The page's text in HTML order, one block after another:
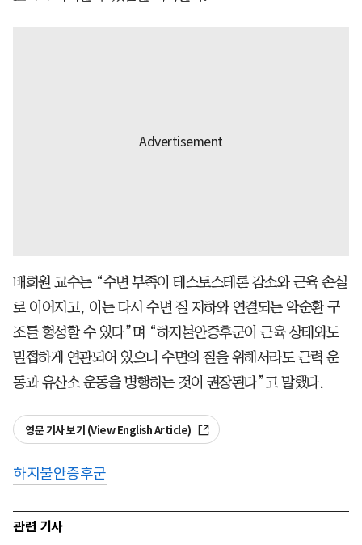
배희원 교수는 “수면 부족이 테스토스테론 감소와 근육 손실
로 이어지고, 이는 다시 수면 질 저하와 연결되는 악순환 구
조를 형성할 수 있다”며 “하지불안증후군이 근육 상태와도
밀접하게 연관되어 있으니 수면의 질을 위해서라도 근력 운
동과 유산소 운동을 병행하는 것이 권장된다”고 말했다.
영문 기사 보기 (View English Article)
하지불안증후군
관련 기사